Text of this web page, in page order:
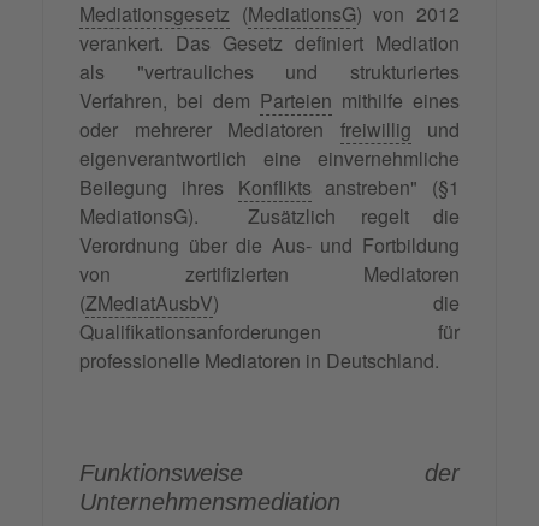
Mediationsgesetz (MediationsG) von 2012
verankert. Das Gesetz definiert Mediation
als "vertrauliches und strukturiertes
Verfahren, bei dem Parteien mithilfe eines
oder mehrerer Mediatoren freiwillig und
eigenverantwortlich eine einvernehmliche
Beilegung ihres Konflikts anstreben" (§1
MediationsG). Zusätzlich regelt die
Verordnung über die Aus- und Fortbildung
von zertifizierten Mediatoren
(ZMediatAusbV) die
Qualifikationsanforderungen für
professionelle Mediatoren in Deutschland.
Funktionsweise der
Unternehmensmediation